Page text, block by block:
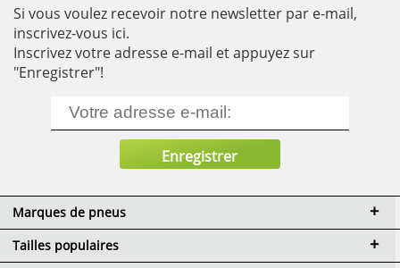
Si vous voulez recevoir notre newsletter par e-mail,
inscrivez-vous ici.
Inscrivez votre adresse e-mail et appuyez sur
"Enregistrer"!
Marques de pneus
Tailles populaires